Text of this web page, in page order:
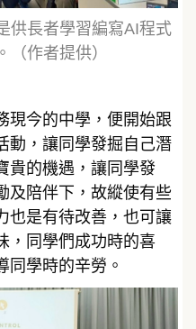
供長者學習編寫AI程式
（作者提供）
現今的中學，便開始跟
動，讓同學發掘自己潛
貴的機遇，讓同學發
及陪伴下，故縱使有些
也是有待改善，也可讓
，同學們成功時的喜
同學時的辛勞。